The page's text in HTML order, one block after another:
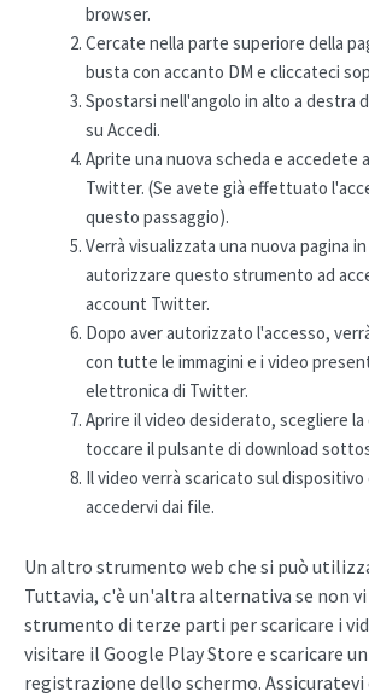
browser.
Cercate nella parte superiore della
busta con accanto DM e cliccateci
Spostarsi nell'angolo in alto a destra
su Accedi.
Aprite una nuova scheda e accedete
Twitter. (Se avete già effettuato
questo passaggio).
Verrà visualizzata una nuova pagina
autorizzare questo strumento ad
account Twitter.
Dopo aver autorizzato l'accesso,
con tutte le immagini e i video
elettronica di Twitter.
Aprire il video desiderato, scegliere
toccare il pulsante di download
Il video verrà scaricato sul dispositivo
accedervi dai file.
Un altro strumento web che si può
Tuttavia, c'è un'altra alternativa se non
strumento di terze parti per scaricare i
visitare il Google Play Store e scaricare
registrazione dello schermo. Assicuratevi